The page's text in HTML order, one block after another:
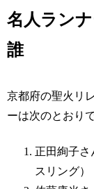
名人ラン
誰
京都府の聖火リ
ーは次のとおりで
正田絢子さ
スリング